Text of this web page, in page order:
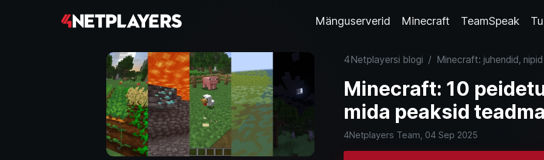
Mänguserverid Minecraft TeamSpeak
4Netplayersi blogi / Minecraft: juhendid,
Minecraft: 10
mida peaksid
4Netplayers Team, 04 Sep 2025